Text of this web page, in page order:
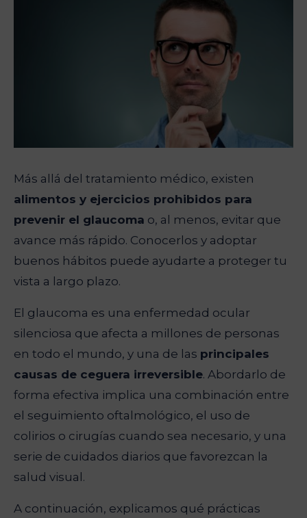
Más allá del tratamiento médico, existen
alimentos y ejercicios prohibidos para
prevenir el glaucoma o, al menos, evitar que
avance más rápido. Conocerlos y adoptar
buenos hábitos puede ayudarte a proteger tu
vista a largo plazo.
El glaucoma es una enfermedad ocular
silenciosa que afecta a millones de personas
en todo el mundo, y una de las principales
causas de ceguera irreversible. Abordarlo de
forma efectiva implica una combinación entre
el seguimiento oftalmológico, el uso de
colirios o cirugías cuando sea necesario, y una
serie de cuidados diarios que favorezcan la
salud visual.
A continuación, explicamos qué prácticas